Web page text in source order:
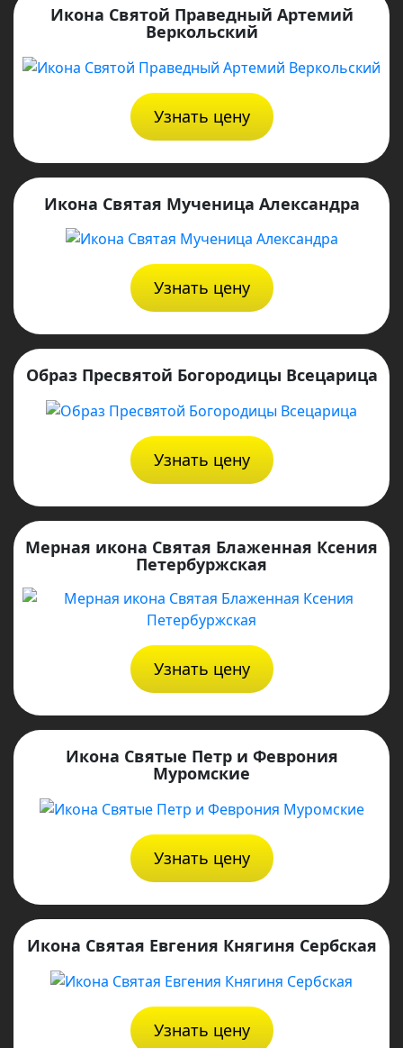
Икона Святой Праведный Артемий
Веркольский
Узнать цену
Икона Святая Мученица Александра
Узнать цену
Образ Пресвятой Богородицы Всецарица
Узнать цену
Мерная икона Святая Блаженная Ксения
Петербуржская
Узнать цену
Икона Святые Петр и Феврония
Муромские
Узнать цену
Икона Святая Евгения Княгиня Сербская
Узнать цену